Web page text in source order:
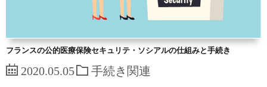
フランスの公的医療保険セキュリテ・ソシアルの仕組みと手続き
2020.05.05 手続き関連